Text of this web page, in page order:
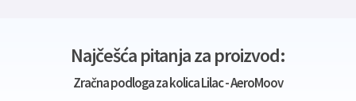
Najčešća pitanja za proizvod:
Zračna podloga za kolica Lilac - AeroMoov